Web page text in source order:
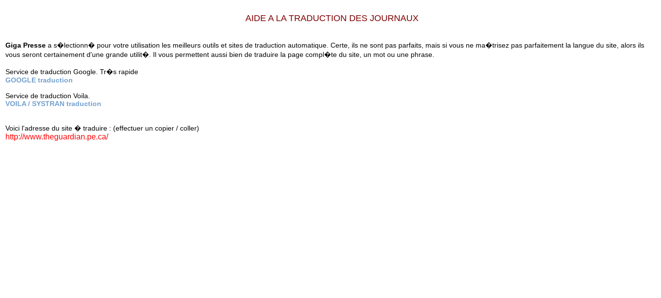
AIDE A LA TRADUCTION DES JOURNAUX
Giga Presse a s�lectionn� pour votre utilisation les meilleurs outils et sites de traduction automatique. Certe, ils ne sont pas parfaits, mais si vous ne ma�trisez pas parfaitement la langue du site, alors ils
vous seront certainement d'une grande utilit�. Il vous permettent aussi bien de traduire la page compl�te du site, un mot ou une phrase.
Service de traduction Google. Tr�s rapide
GOOGLE traduction
Service de traduction Voila.
VOILA / SYSTRAN traduction
Voici l'adresse du site � traduire : (effectuer un copier / coller)
http://www.theguardian.pe.ca/